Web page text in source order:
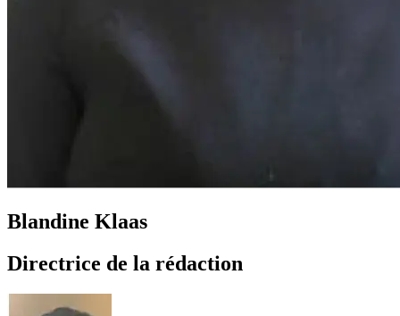
Blandine Klaas
Directrice de la rédaction